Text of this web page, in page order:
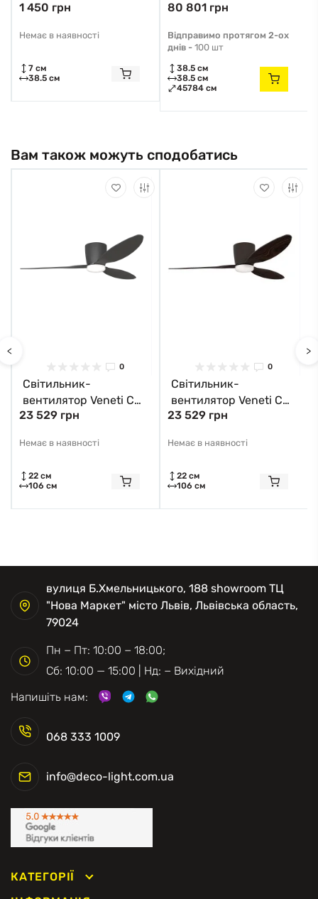
світлодіодна ROOM
SMART 385×385×75
ESLLSE
1 450 грн
Немає в наявності
7 см
38.5 см
світлодіодна ROOM
385×385×75 мм Чорна
80 801 грн
Відправимо протягом 2-ох
днів - 100 шт
38.5 см
38.5 см
45784 см
Вам також можуть сподобатись
<
0
Світильник-
вентилятор Veneti CCT
LED AZ4448 Azzardo
23 529 грн
Немає в наявності
22 см
106 см
0
Світильник-
вентилятор Veneti CCT
LED AZ4449 Azzardo
23 529 грн
Немає в наявності
22 см
106 см
>
КАТЕГОРІЇ
068 333 1009
info@deco-light.com.ua
вулиця Б.Хмельницького, 188 showroom ТЦ
"Нова Маркет" місто Львів, Львівська область,
79024
Пн − Пт: 10:00 − 18:00;
Сб: 10:00 — 15:00 | Нд: − Вихідний
Напишіть нам: